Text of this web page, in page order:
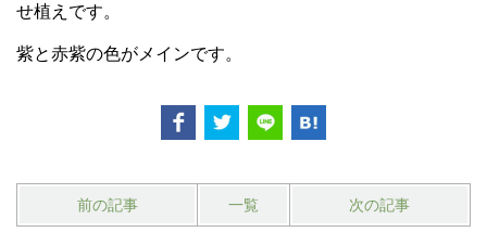
せ植えです。
紫と赤紫の色がメインです。
前の記事 一覧 次の記事